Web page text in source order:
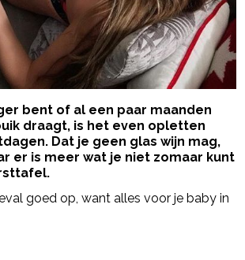
bent of al een paar maanden
draagt, is het even opletten
Dat je geen glas wijn mag,
er is meer wat je niet zomaar kunt
goed op, want alles voor je baby in